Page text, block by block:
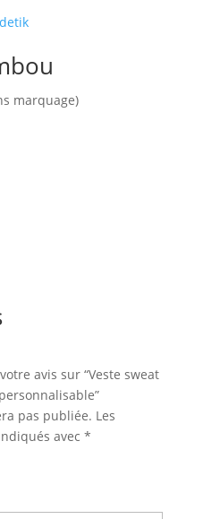
marquage)
avis sur “Veste sweat
pas publiée. Les
avec *